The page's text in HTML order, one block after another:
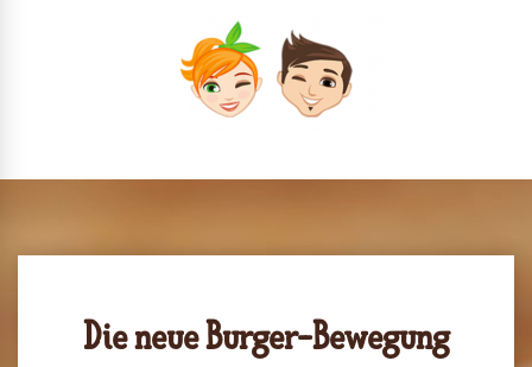
Die neue Burger-Bewegung